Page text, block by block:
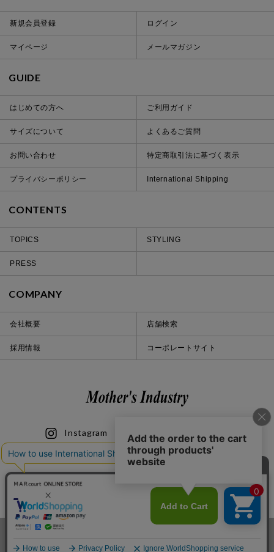
新規会員登録 ログイン
マイページ メールマガジン
GUIDE
はじめての方へ ご利用ガイド
サイズについて よくあるご質問
お問い合わせ 特定商取引法に基づく表示
プライバシーポリシー International Shipping
CONTENTS
TOPICS STYLING
PRESS
COMPANY
会社概要 店舗検索
採用情報 コーポレートサイト
Instagram LINE
iOS Android
© 2020 Mother’s Industry co., ltd.